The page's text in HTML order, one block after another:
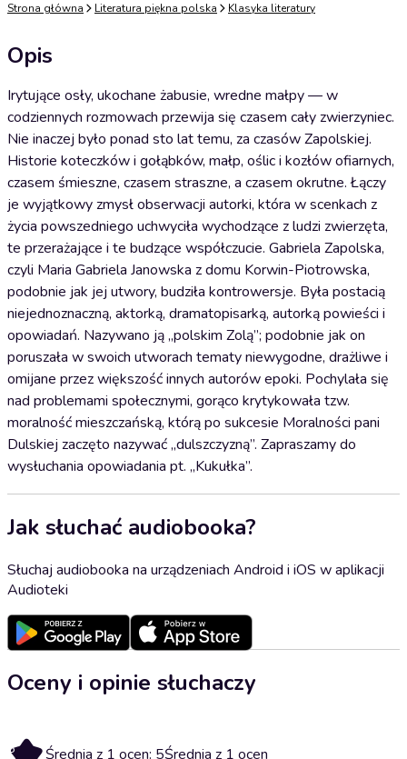
Strona główna Literatura piękna polska Klasyka literatury
Opis
Irytujące osły, ukochane żabusie, wredne małpy — w
codziennych rozmowach przewija się czasem cały zwierzyniec.
Nie inaczej było ponad sto lat temu, za czasów Zapolskiej.
Historie koteczków i gołąbków, małp, oślic i kozłów ofiarnych,
czasem śmieszne, czasem straszne, a czasem okrutne. Łączy
je wyjątkowy zmysł obserwacji autorki, która w scenkach z
życia powszedniego uchwyciła wychodzące z ludzi zwierzęta,
te przerażające i te budzące współczucie. Gabriela Zapolska,
czyli Maria Gabriela Janowska z domu Korwin-Piotrowska,
podobnie jak jej utwory, budziła kontrowersje. Była postacią
niejednoznaczną, aktorką, dramatopisarką, autorką powieści i
opowiadań. Nazywano ją „polskim Zolą”; podobnie jak on
poruszała w swoich utworach tematy niewygodne, drażliwe i
omijane przez większość innych autorów epoki. Pochylała się
nad problemami społecznymi, gorąco krytykowała tzw.
moralność mieszczańską, którą po sukcesie Moralności pani
Dulskiej zaczęto nazywać „dulszczyzną”. Zapraszamy do
wysłuchania opowiadania pt. „Kukułka”.
Jak słuchać audiobooka?
Słuchaj audiobooka na urządzeniach Android i iOS w aplikacji
Audioteki
Oceny i opinie słuchaczy
5 Średnia z 1 ocen: 5Średnia z 1 ocen